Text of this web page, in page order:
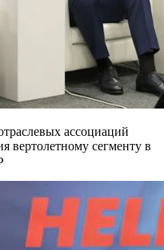
ассоциаций
вертолетному сегменту в